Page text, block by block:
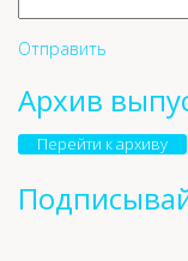
Отправить
Архив
Перейти к архиву